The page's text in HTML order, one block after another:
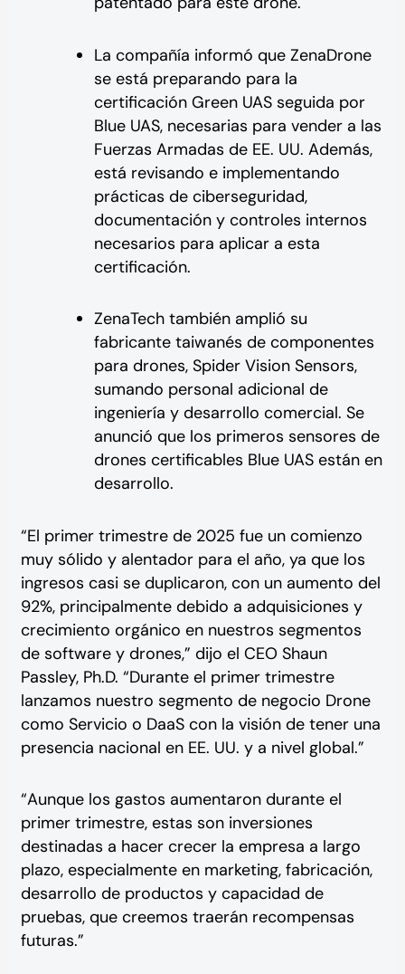
La compañía informó que ZenaDrone
se está preparando para la
certificación Green UAS seguida por
Blue UAS, necesarias para vender a las
Fuerzas Armadas de EE. UU. Además,
está revisando e implementando
prácticas de ciberseguridad,
documentación y controles internos
necesarios para aplicar a esta
certificación.
ZenaTech también amplió su
fabricante taiwanés de componentes
para drones, Spider Vision Sensors,
sumando personal adicional de
ingeniería y desarrollo comercial. Se
anunció que los primeros sensores de
drones certificables Blue UAS están en
desarrollo.
“El primer trimestre de 2025 fue un comienzo
muy sólido y alentador para el año, ya que los
ingresos casi se duplicaron, con un aumento del
92%, principalmente debido a adquisiciones y
crecimiento orgánico en nuestros segmentos
de software y drones,” dijo el CEO Shaun
Passley, Ph.D. “Durante el primer trimestre
lanzamos nuestro segmento de negocio Drone
como Servicio o DaaS con la visión de tener una
presencia nacional en EE. UU. y a nivel global.”
“Aunque los gastos aumentaron durante el
primer trimestre, estas son inversiones
destinadas a hacer crecer la empresa a largo
plazo, especialmente en marketing, fabricación,
desarrollo de productos y capacidad de
pruebas, que creemos traerán recompensas
futuras.”